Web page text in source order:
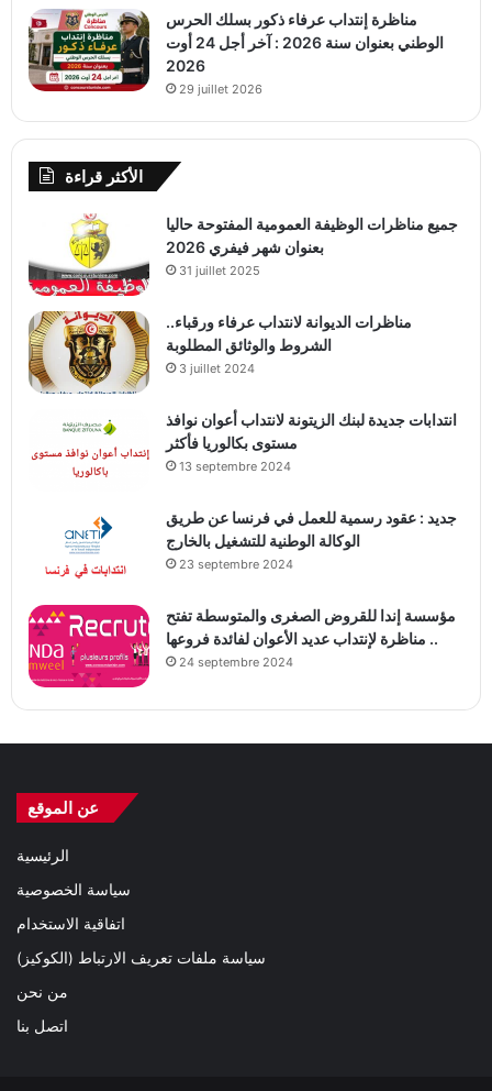
مناظرة إنتداب عرفاء ذكور بسلك الحرس
الوطني بعنوان سنة 2026 : آخر أجل 24 أوت
2026
29 juillet 2026
الأكثر قراءة
جميع مناظرات الوظيفة العمومية المفتوحة حاليا
بعنوان شهر فيفري 2026
31 juillet 2025
مناظرات الديوانة لانتداب عرفاء ورقباء..
الشروط والوثائق المطلوبة
3 juillet 2024
انتدابات جديدة لبنك الزيتونة لانتداب أعوان نوافذ
مستوى بكالوريا فأكثر
13 septembre 2024
جديد : عقود رسمية للعمل في فرنسا عن طريق
الوكالة الوطنية للتشغيل بالخارج
23 septembre 2024
مؤسسة إندا للقروض الصغرى والمتوسطة تفتح
مناظرة لإنتداب عديد الأعوان لفائدة فروعها ..
24 septembre 2024
عن الموقع
الرئيسية
سياسة الخصوصية
اتفاقية الاستخدام
سياسة ملفات تعريف الارتباط (الكوكيز)
من نحن
اتصل بنا